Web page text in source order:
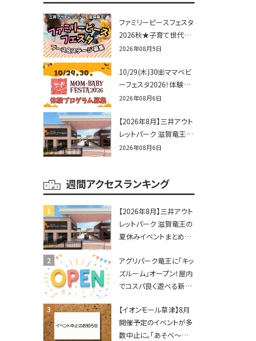
ファミリーピースフェスタ
2026秋★子育て世代向
けに告知&披露の場とし
出店しませんか？
2026年08月9日
10/29(木)30㈮ママベビ
ーフェスタ2026！体験プ
ログラム募集♪赤ちゃん
せんか？
2026年08月6日
【2026年8月】三井アウト
レットパーク 滋賀竜王の
夏休みイベントまとめ！
トまで盛りだくさん！
2026年08月6日
週間アクセスランキング
【2026年8月】三井アウト
レットパーク 滋賀竜王の
夏休みイベントまとめ！
辛グルメ・フォトコンテス
トまで盛りだくさん！
アグリパーク竜王に「キッ
ズルーム」オープン！屋内
でコスパ良く遊べる新施
合いが無料に★
【イオンモール草津】8月
開催予定のイベントが多
数中止に。「あそべ〜る